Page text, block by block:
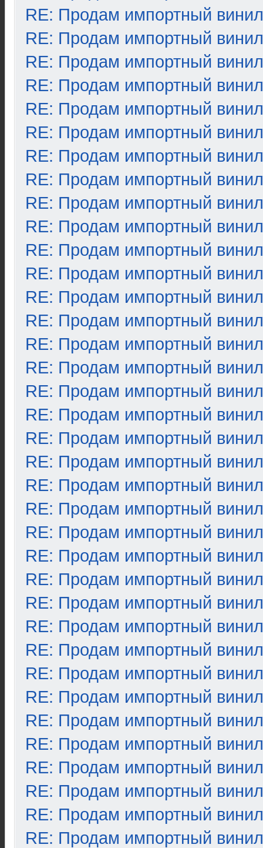
RE: Продам импортный винил
RE: Продам импортный винил
RE: Продам импортный винил
RE: Продам импортный винил
RE: Продам импортный винил
RE: Продам импортный винил
RE: Продам импортный винил
RE: Продам импортный винил
RE: Продам импортный винил
RE: Продам импортный винил
RE: Продам импортный винил
RE: Продам импортный винил
RE: Продам импортный винил
RE: Продам импортный винил
RE: Продам импортный винил
RE: Продам импортный винил
RE: Продам импортный винил
RE: Продам импортный винил
RE: Продам импортный винил
RE: Продам импортный винил
RE: Продам импортный винил
RE: Продам импортный винил
RE: Продам импортный винил
RE: Продам импортный винил
RE: Продам импортный винил
RE: Продам импортный винил
RE: Продам импортный винил
RE: Продам импортный винил
RE: Продам импортный винил
RE: Продам импортный винил
RE: Продам импортный винил
RE: Продам импортный винил
RE: Продам импортный винил
RE: Продам импортный винил
RE: Продам импортный винил
RE: Продам импортный винил